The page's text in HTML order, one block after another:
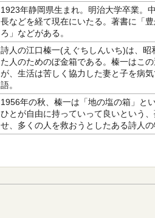
1923年静岡県生まれ。明治大学卒業。
長などを経て現在にいたる。著書に「
ろ」などがある。
詩人の江口榛一(えぐちしんいち)は、
た人のためのぼ金箱である。榛一はこ
が、生活は苦しく協力した妻と子を病
語。
1956年の秋、榛一は「地の塩の箱」と
ひとが自由に持っていって良いという
せ、多くの人を救おうとしたある詩人